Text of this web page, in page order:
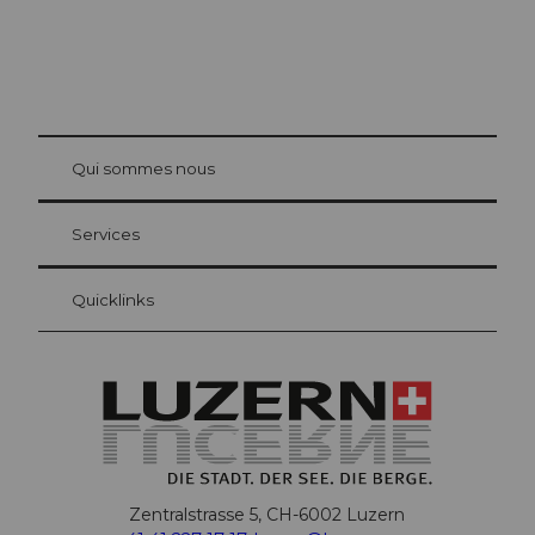
Carte d’hôte Lucerne
Vos avantages en tant qu'hôte pour la nuit
at Bre
Qui sommes nous
Services
Quicklinks
Zentralstrasse 5, CH-6002 Luzern